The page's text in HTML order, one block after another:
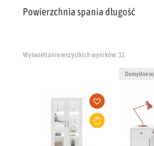
Powierzchnia spania długość
Wyświetlanie wszystkich wyników: 11